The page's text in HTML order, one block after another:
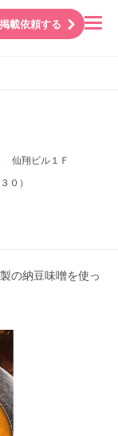
載依頼する
仙翔ビル１Ｆ
０）
の納豆味噌を使っ